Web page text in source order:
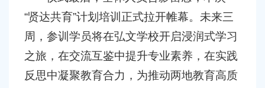
“贤达共育”计划培训正式拉开帷幕。未来三
周，参训学员将在弘文学校开启浸润式学习
之旅，在交流互鉴中提升专业素养，在实践
反思中凝聚教育合力，为推动两地教育高质